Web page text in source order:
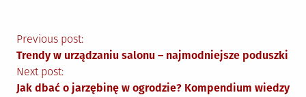
Nawigacja
wpisu
Previous post:
Trendy w urządzaniu salonu – najmodniejsze poduszki
Next post:
Jak dbać o jarzębinę w ogrodzie? Kompendium wiedzy